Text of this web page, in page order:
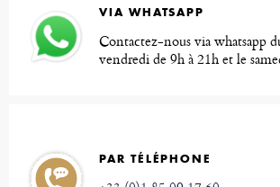
VIA WHATSAPP
Contactez-nous via whatsapp
vendredi de 9h à 21h et le
PAR TÉLÉPHONE